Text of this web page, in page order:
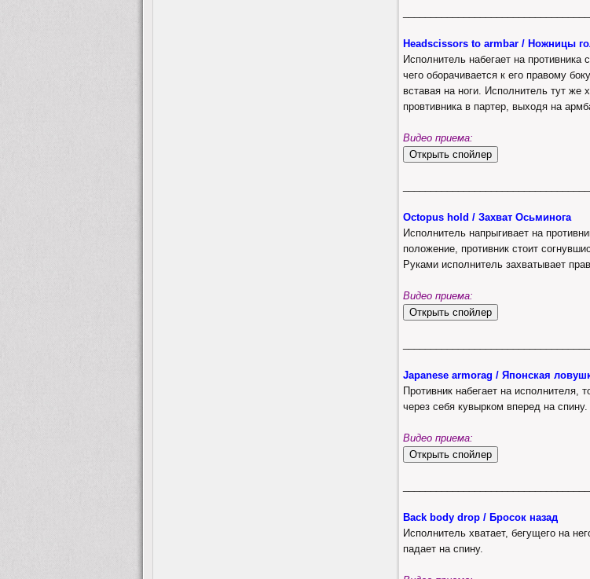
Headscissors to armbar / Ножницы
Исполнитель набегает на
чего оборачивается к его правому
вставая на ноги. Исполнитель тут же
провтивника в партер, выходя на
Видео приема:
Octopus hold / Захват Осьминога
Исполнитель напрыгивает на
положение, противник стоит
Руками исполнитель захватывает
Видео приема:
Japanese armorag / Японская
Противник набегает на исполнителя,
через себя кувырком вперед на спину.
Видео приема:
Back body drop / Бросок назад
Исполнитель хватает, бегущего на
падает на спину.